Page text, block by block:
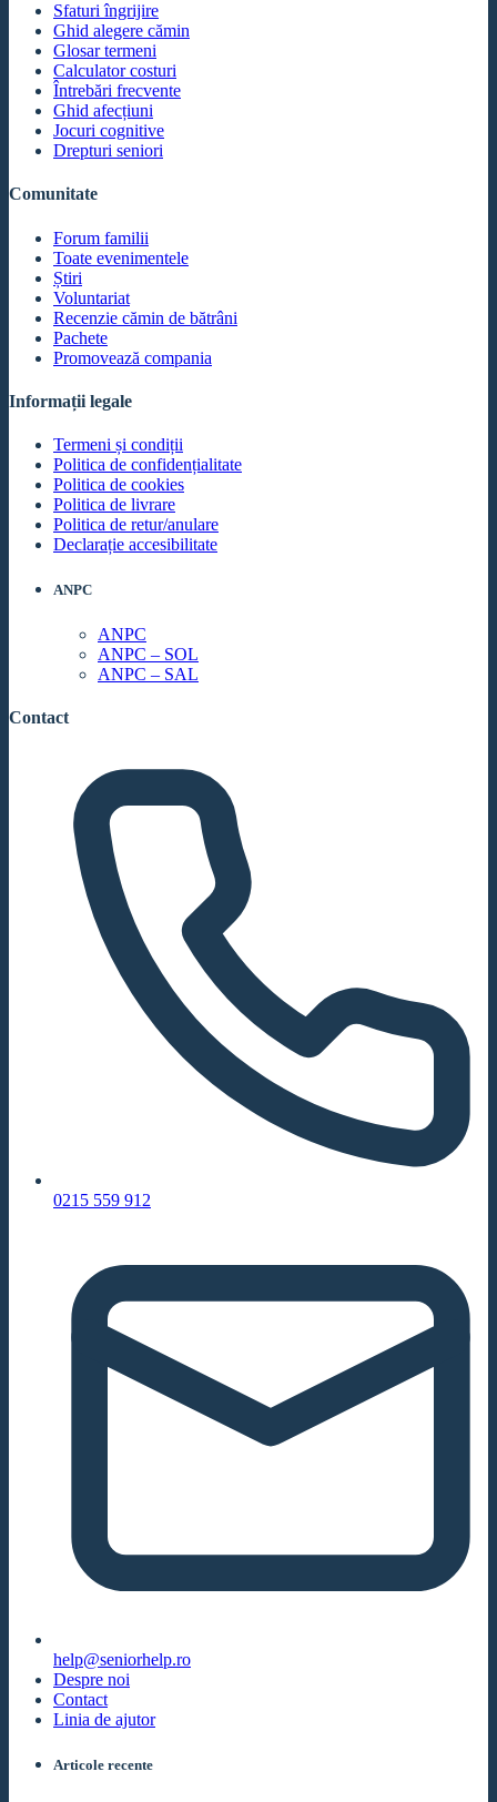
Sfaturi îngrijire
Ghid alegere cămin
Glosar termeni
Calculator costuri
Întrebări frecvente
Ghid afecțiuni
Jocuri cognitive
Drepturi seniori
Comunitate
Forum familii
Toate evenimentele
Știri
Voluntariat
Recenzie cămin de bătrâni
Pachete
Promovează compania
Informații legale
Termeni și condiții
Politica de confidențialitate
Politica de cookies
Politica de livrare
Politica de retur/anulare
Declarație accesibilitate
ANPC
ANPC
ANPC – SOL
ANPC – SAL
Contact
0215 559 912
help@seniorhelp.ro
Despre noi
Contact
Linia de ajutor
Articole recente